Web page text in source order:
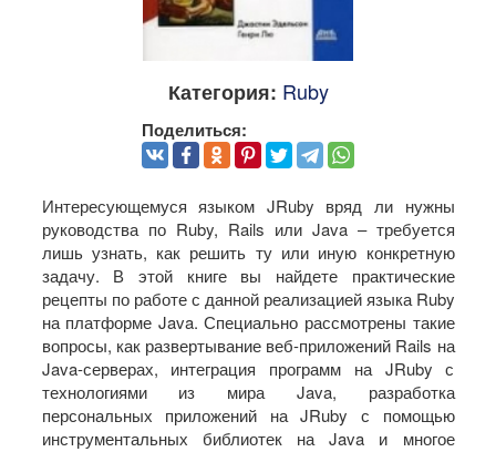
Категория: Ruby
Поделиться:
Интересующемуся языком JRuby вряд ли нужны
руководства по Ruby, Rails или Java – требуется
лишь узнать, как решить ту или иную конкретную
задачу. В этой книге вы найдете практические
рецепты по работе с данной реализацией языка Ruby
на платформе Java. Специально рассмотрены такие
вопросы, как развертывание веб-приложений Rails на
Java-серверах, интеграция программ на JRuby с
технологиями из мира Java, разработка
персональных приложений на JRuby с помощью
инструментальных библиотек на Java и многое